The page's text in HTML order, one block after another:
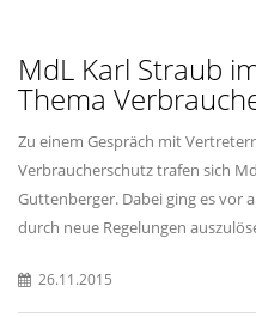
MdL Karl Straub
Thema
Zu einem Gespräch mit
Verbraucherschutz trafen sich
Guttenberger. Dabei ging es vor
durch neue Regelungen
26.11.2015